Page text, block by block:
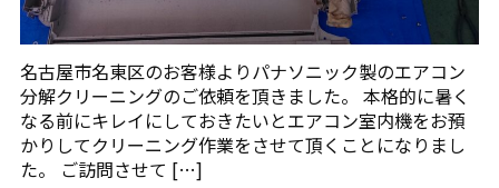
名古屋市名東区のお客様よりパナソニック製のエアコン
分解クリーニングのご依頼を頂きました。 本格的に暑く
なる前にキレイにしておきたいとエアコン室内機をお預
かりしてクリーニング作業をさせて頂くことになりまし
た。 ご訪問させて […]